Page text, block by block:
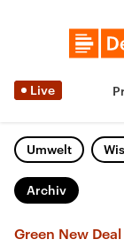
Live
Umwelt
Archiv
Green New Deal